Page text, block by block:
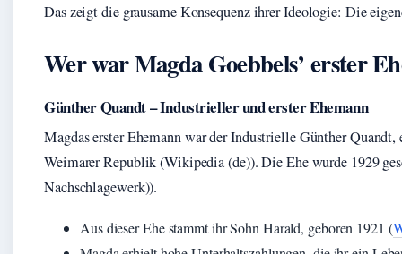
Das zeigt die grausame Konsequenz ihrer Ideologie: Die
Wer war Magda Goebbels’ erster
Günther Quandt – Industrieller und erster Ehemann
Magdas erster Ehemann war der Industrielle Günther
Weimarer Republik (Wikipedia (de)). Die Ehe wurde 1929
Nachschlagewerk)).
Aus dieser Ehe stammt ihr Sohn Harald, geboren 1921 (